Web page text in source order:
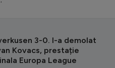
3-0. I-a demolat
Kovacs, prestație
Europa League